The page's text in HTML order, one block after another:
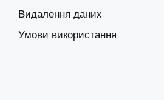
Видалення даних
Умови використання